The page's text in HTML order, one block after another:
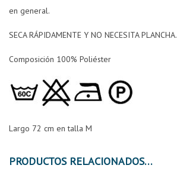
en general.
SECA RÁPIDAMENTE Y NO NECESITA PLANCHA.
Composición 100% Poliéster
Largo 72 cm en talla M
PRODUCTOS RELACIONADOS